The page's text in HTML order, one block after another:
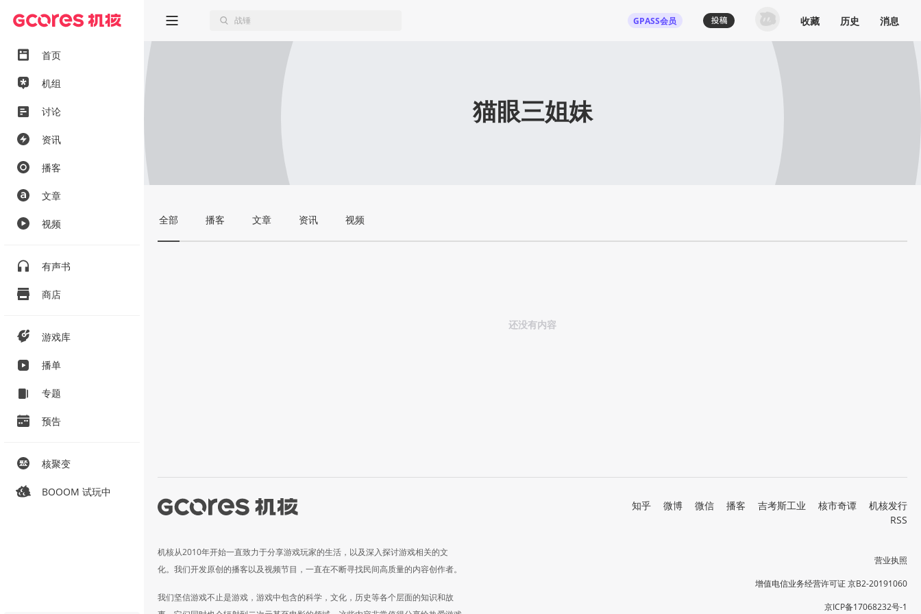
首页
机组
讨论
资讯
播客
文章
视频
有声书
商店
游戏库
播单
专题
预告
核聚变
BOOOM 试玩中
GPASS会员 收藏 历史 消息
猫眼三姐妹
全部 播客 文章 资讯 视频
还没有内容
机核从2010年开始一直致力于分享游戏玩家的生活，以及深入探讨游戏相关的文
化。我们开发原创的播客以及视频节目，一直在不断寻找民间高质量的内容创作者。
我们坚信游戏不止是游戏，游戏中包含的科学，文化，历史等各个层面的知识和故
知乎 微博 微信 播客 吉考斯工业 核市奇谭
机核发行
RSS
营业执照
增值电信业务经营许可证 京B2-20191060
京ICP备17068232号-1